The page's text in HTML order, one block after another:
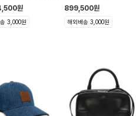
원
3,000원
H526Y14KH6-1143
899,500원
해외배송 3,000원